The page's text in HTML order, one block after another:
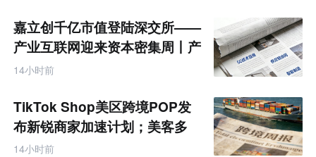
嘉立创千亿市值登陆深交所——
产业互联网迎来资本密集周丨产
业互联网周报
14小时前
TikTok Shop美区跨境POP发
布新锐商家加速计划；美客多
Q2营收同增50%丨跨境电商周
14小时前